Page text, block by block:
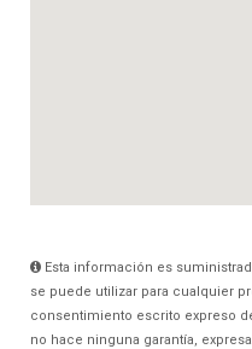
Esta información es
se puede utilizar para cualquier
consentimiento escrito expreso
no hace ninguna garantía,